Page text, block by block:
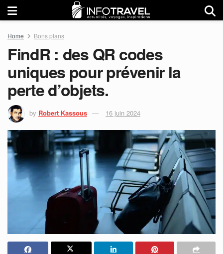
Home Bons plans
FindR : des QR codes
uniques pour prévenir la
perte d’objets.
by Robert Kassous 16 juin 2024